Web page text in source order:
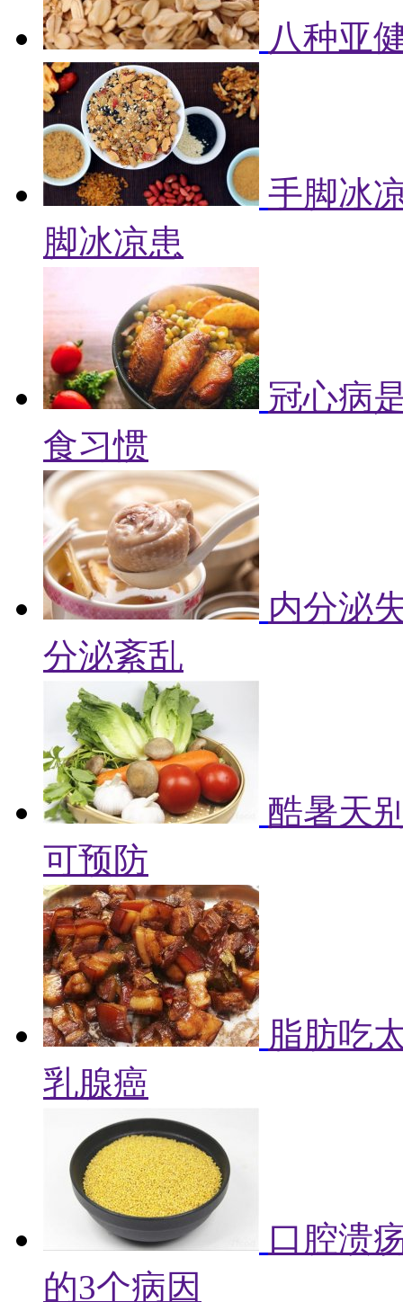
八种亚
手脚冰
脚冰凉患
冠心病
食习惯
内分泌
分泌紊乱
酷暑天
可预防
脂肪吃
乳腺癌
口腔溃
的3个病因